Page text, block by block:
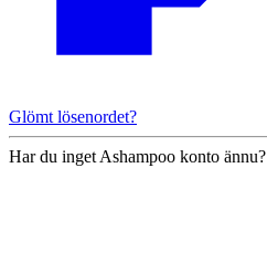
Glömt lösenordet?
Har du inget Ashampoo konto ännu?